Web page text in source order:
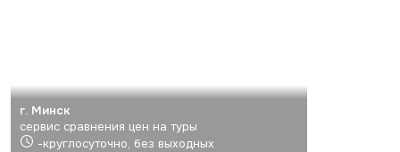
г. Минск
сервис сравнения цен на туры
-круглосуточно, без выходных